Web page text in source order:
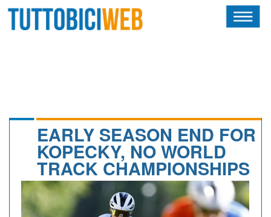
CALENDARIO
OSCAR
ALBI D'ORO
EARLY SEASON END FOR
KOPECKY, NO WORLD
TRACK CHAMPIONSHIPS